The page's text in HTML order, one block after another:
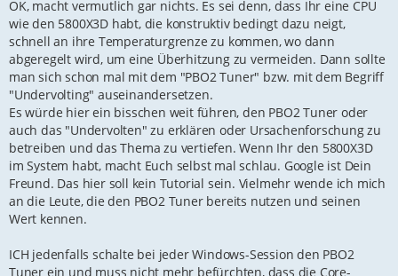
a
g
OK, macht vermutlich gar nichts. Es sei denn, dass Ihr eine CPU
wie den 5800X3D habt, die konstruktiv bedingt dazu neigt,
schnell an ihre Temperaturgrenze zu kommen, wo dann
abgeregelt wird, um eine Überhitzung zu vermeiden. Dann sollte
man sich schon mal mit dem "PBO2 Tuner" bzw. mit dem Begriff
"Undervolting" auseinandersetzen.
Es würde hier ein bisschen weit führen, den PBO2 Tuner oder
auch das "Undervolten" zu erklären oder Ursachenforschung zu
betreiben und das Thema zu vertiefen. Wenn Ihr den 5800X3D
im System habt, macht Euch selbst mal schlau. Google ist Dein
Freund. Das hier soll kein Tutorial sein. Vielmehr wende ich mich
an die Leute, die den PBO2 Tuner bereits nutzen und seinen
Wert kennen.
ICH jedenfalls schalte bei jeder Windows-Session den PBO2
Tuner ein und muss nicht mehr befürchten, dass die Core-